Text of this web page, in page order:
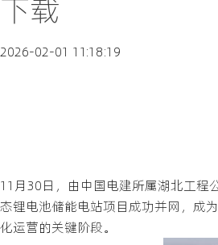
下载
2026-02-01 11:18:19
11月30日，由中国电建所属湖北工
态锂电池储能电站项目成功并网，成
化运营的关键阶段。